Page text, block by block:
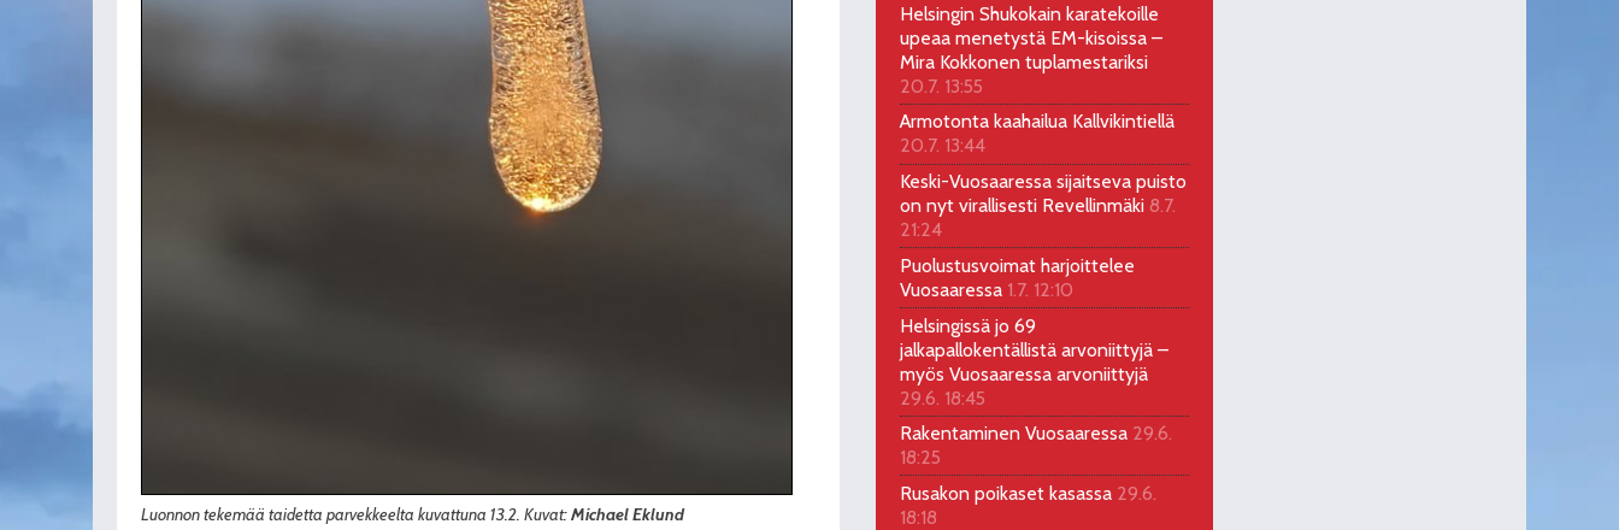
Luonnon tekemää taidetta parvekkeelta kuvattuna 13.2. Kuvat:Michael Eklund
Helsingin Shukokain karatekoille
upeaa menetystä EM-kisoissa –
Mira Kokkonen tuplamestariksi
20.7. 13:55
Armotonta kaahailua Kallvikintiellä
20.7. 13:44
Keski-Vuosaaressa sijaitseva puisto
on nyt virallisesti Revellinmäki 8.7.
21:24
Puolustusvoimat harjoittelee
Vuosaaressa 1.7. 12:10
Helsingissä jo 69
jalkapallokentällistä arvoniittyjä –
myös Vuosaaressa arvoniittyjä
29.6. 18:45
Rakentaminen Vuosaaressa 29.6.
18:25
Rusakon poikaset kasassa 29.6.
18:18